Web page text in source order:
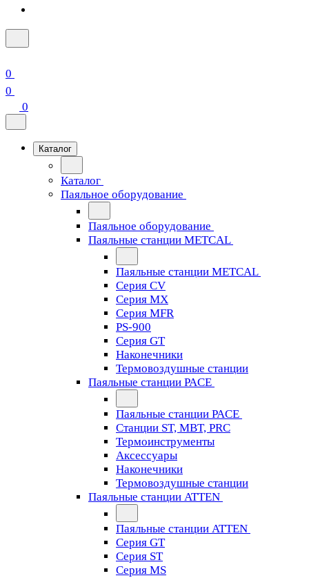
0
0
0
Каталог
Каталог
Паяльное оборудование
Паяльное оборудование
Паяльные станции METCAL
Паяльные станции METCAL
Серия CV
Серия MX
Серия MFR
PS-900
Серия GT
Наконечники
Термовоздушные станции
Паяльные станции PACE
Паяльные станции PACE
Станции ST, MBT, PRC
Термоинструменты
Аксессуары
Наконечники
Термовоздушные станции
Паяльные станции ATTEN
Паяльные станции ATTEN
Серия GT
Серия ST
Серия MS